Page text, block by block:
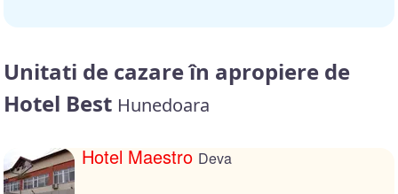
Unitati de cazare în apropiere de
Hotel Best Hunedoara
Hotel Maestro Deva